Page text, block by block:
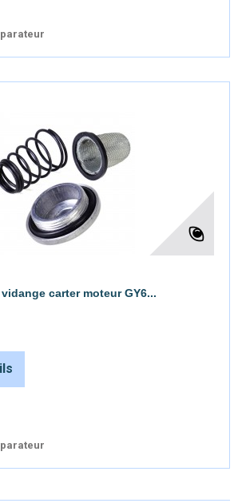
carter moteur GY6...